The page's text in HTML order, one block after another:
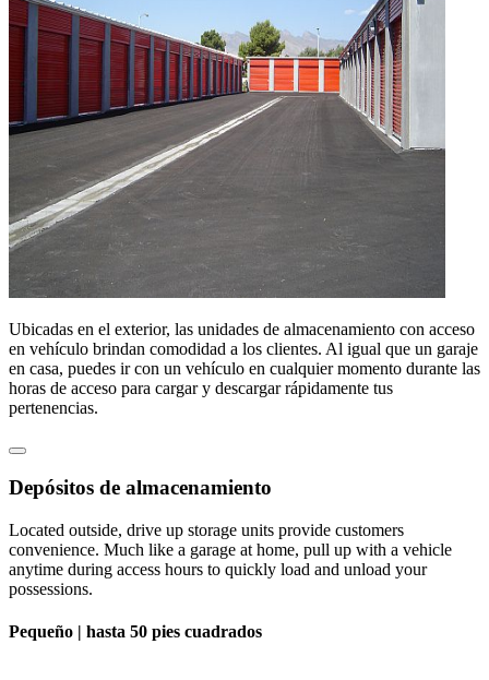
Ubicadas en el exterior, las unidades de almacenamiento con acceso
en vehículo brindan comodidad a los clientes. Al igual que un garaje
en casa, puedes ir con un vehículo en cualquier momento durante las
horas de acceso para cargar y descargar rápidamente tus
pertenencias.
Depósitos de almacenamiento
Located outside, drive up storage units provide customers
convenience. Much like a garage at home, pull up with a vehicle
anytime during access hours to quickly load and unload your
possessions.
Pequeño | hasta 50 pies cuadrados